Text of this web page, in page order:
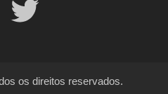
os direitos reservados.